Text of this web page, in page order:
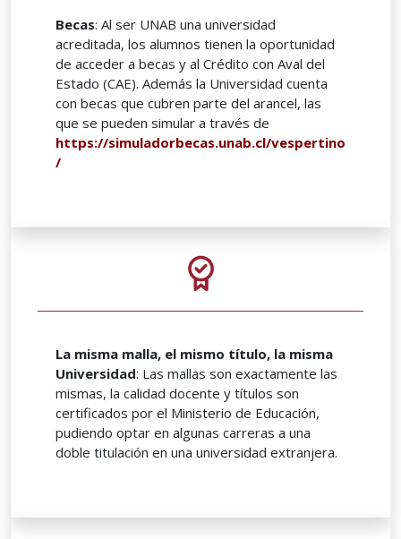
Becas: Al ser UNAB una universidad
acreditada, los alumnos tienen la oportunidad
de acceder a becas y al Crédito con Aval del
Estado (CAE). Además la Universidad cuenta
con becas que cubren parte del arancel, las
que se pueden simular a través de
https://simuladorbecas.unab.cl/vespertino
/
La misma malla, el mismo título, la misma
Universidad: Las mallas son exactamente las
mismas, la calidad docente y títulos son
certificados por el Ministerio de Educación,
pudiendo optar en algunas carreras a una
doble titulación en una universidad extranjera.